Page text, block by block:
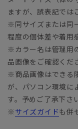
ますが、誤表記では
※同サイズまたは同
程度の個体差や着用
※カラー名は管理用
品画像をご確認くだ
※商品画像はできる
が、パソコン環境に
す。予めご了承下さ
※ サイズガイドも併